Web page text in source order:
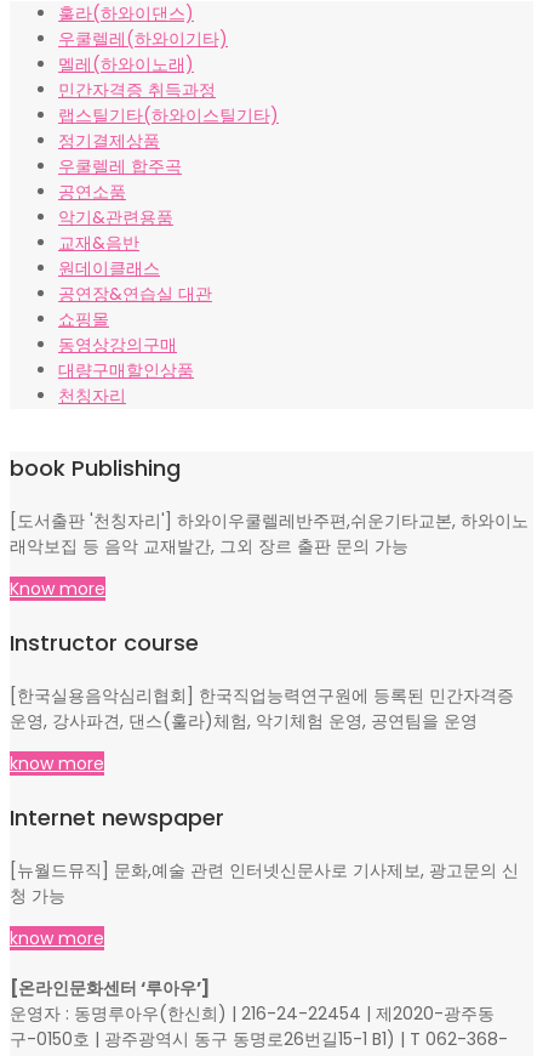
격:
₩10,000.
격:
₩8,000.
훌라(하와이댄스)
우쿨렐레(하와이기타)
멜레(하와이노래)
민간자격증 취득과정
랩스틸기타(하와이스틸기타)
정기결제상품
우쿨렐레 합주곡
공연소품
악기&관련용품
교재&음반
원데이클래스
공연장&연습실 대관
쇼핑몰
동영상강의구매
대량구매할인상품
천칭자리
book Publishing
[도서출판 '천칭자리'] 하와이우쿨렐레반주편,쉬운기타교본, 하와이노
래악보집 등 음악 교재발간, 그외 장르 출판 문의 가능
Know more
Instructor course
[한국실용음악심리협회] 한국직업능력연구원에 등록된 민간자격증
운영, 강사파견, 댄스(훌라)체험, 악기체험 운영, 공연팀을 운영
know more
Internet newspaper
[뉴월드뮤직] 문화,예술 관련 인터넷신문사로 기사제보, 광고문의 신
청 가능
know more
[온라인문화센터 ‘루아우’]
운영자 : 동명루아우(한신희) | 216-24-22454 | 제2020-광주동
구-0150호 | 광주광역시 동구 동명로26번길15-1 B1) | T 062-368-